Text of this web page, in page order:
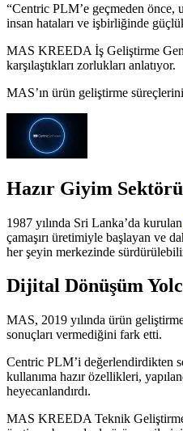
“Centric PLM’e geçmeden önce,
insan hataları ve işbirliğinde
MAS KREEDA İş Geliştirme
karşılaştıkları zorlukları anlatıyor.
MAS’ın ürün geliştirme
Hazır Giyim
1987 yılında Sri Lanka’da kurulan
çamaşırı üretimiyle başlayan ve
her şeyin merkezinde
Dijital Dönüşüm
MAS, 2019 yılında ürün
sonuçları vermediğini fark etti.
Centric PLM’i değerlendirdikten
kullanıma hazır özellikleri,
heyecanlandırdı.
MAS KREEDA Teknik